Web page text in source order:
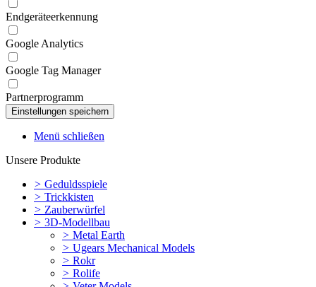
Endgeräteerkennung
Google Analytics
Google Tag Manager
Partnerprogramm
Menü schließen
Unsere Produkte
> Geduldsspiele
> Trickkisten
> Zauberwürfel
> 3D-Modellbau
> Metal Earth
> Ugears Mechanical Models
> Rokr
> Rolife